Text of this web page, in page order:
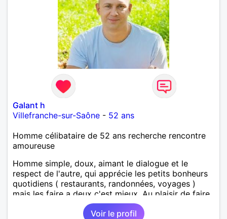
Galant h
Villefranche-sur-Saône - 52 ans
Homme célibataire de 52 ans recherche rencontre
amoureuse
Homme simple, doux, aimant le dialogue et le
respect de l'autre, qui apprécie les petits bonheurs
quotidiens ( restaurants, randonnées, voyages )
mais les faire a deux c'est mieux. Au plaisir de faire
votre connaissance !
Voir le profil